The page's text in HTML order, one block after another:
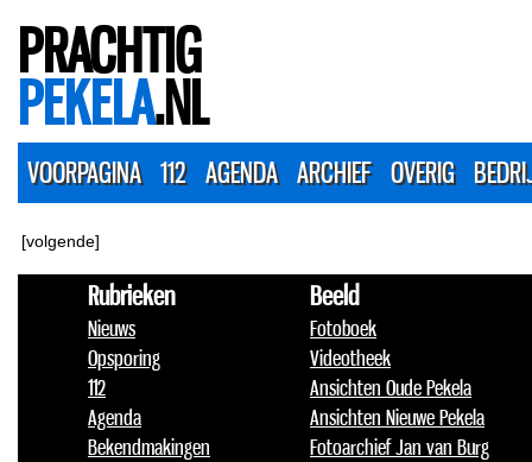
PRACHTIG
PEKELA.NL
VOORPAGINA 112 AGENDA ARCHIEF OVERIG
[volgende]
Rubrieken
Nieuws
Opsporing
112
Agenda
Bekendmakingen
Beeld
Fotoboek
Videotheek
Ansichten Oude Pekela
Ansichten Nieuwe Pekela
Fotoarchief Jan van Burg